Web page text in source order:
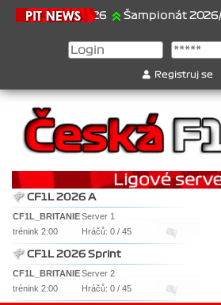
21.6.2026 Šampionát 2026/1 je za
Registruj se
CF1L 2026 A
CF1L_BRITANIEServer 1
trénink 2:00
Hráčů: 0 / 45
CF1L 2026 Sprint
CF1L_BRITANIEServer 2
trénink 2:00
Hráčů: 0 / 45